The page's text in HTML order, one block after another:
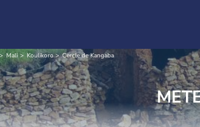
Mali Koulikoro Cercle de Kangaba